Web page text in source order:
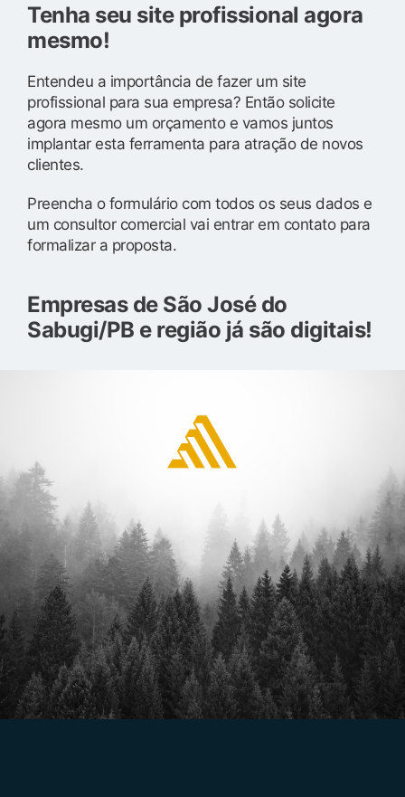
Tenha seu site profissional agora
mesmo!
Entendeu a importância de fazer um site
profissional para sua empresa? Então solicite
agora mesmo um orçamento e vamos juntos
implantar esta ferramenta para atração de novos
clientes.
Preencha o formulário com todos os seus dados e
um consultor comercial vai entrar em contato para
formalizar a proposta.
Empresas de São José do
Sabugi/PB e região já são digitais!